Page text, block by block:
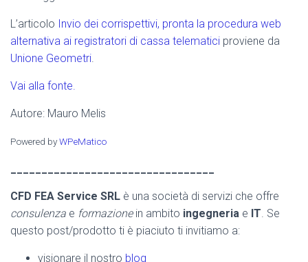
L’articolo Invio dei corrispettivi, pronta la procedura web
alternativa ai registratori di cassa telematici proviene da
Unione Geometri.
Vai alla fonte.
Autore: Mauro Melis
Powered byWPeMatico
CFD FEA Service SRL è una società di servizi che offre
consulenza e formazionein ambito ingegneria e IT. Se
questo post/prodotto ti è piaciuto ti invitiamo a:
visionare il nostro blog